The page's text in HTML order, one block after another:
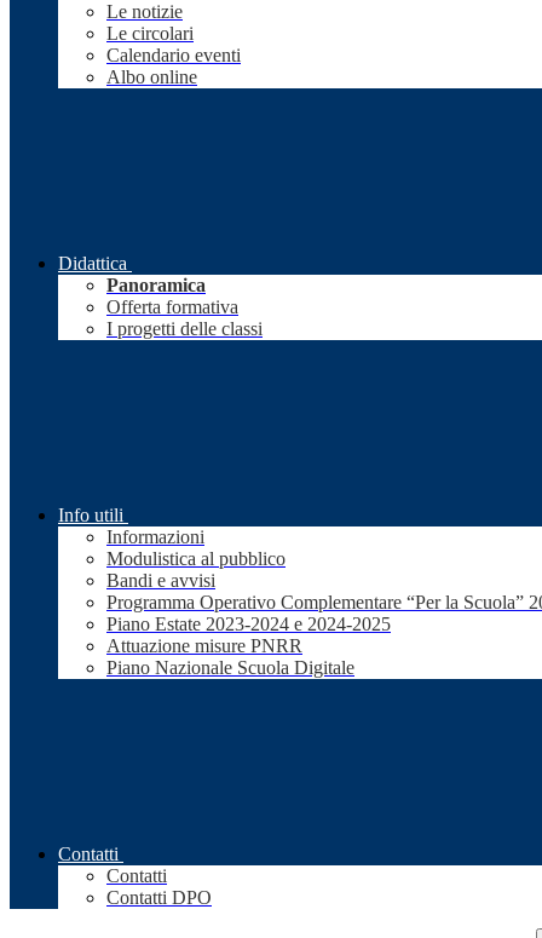
Le notizie
Le circolari
Calendario eventi
Albo online
Didattica
Panoramica
Offerta formativa
I progetti delle classi
Info utili
Informazioni
Modulistica al pubblico
Bandi e avvisi
Programma Operativo Complementare “Per la Scuola”
Piano Estate 2023-2024 e 2024-2025
Attuazione misure PNRR
Piano Nazionale Scuola Digitale
Contatti
Contatti
Contatti DPO